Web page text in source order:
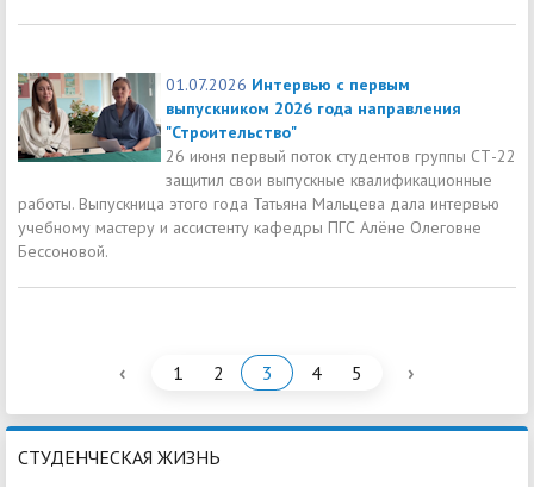
01.07.2026 Интервью с первым
выпускником 2026 года направления
"Строительство"
26 июня первый поток студентов группы СТ-22
защитил свои выпускные квалификационные
работы. Выпускница этого года Татьяна Мальцева дала интервью
учебному мастеру и ассистенту кафедры ПГС Алёне Олеговне
Бессоновой.
‹ 1 2 3 4 5 ›
СТУДЕНЧЕСКАЯ ЖИЗНЬ